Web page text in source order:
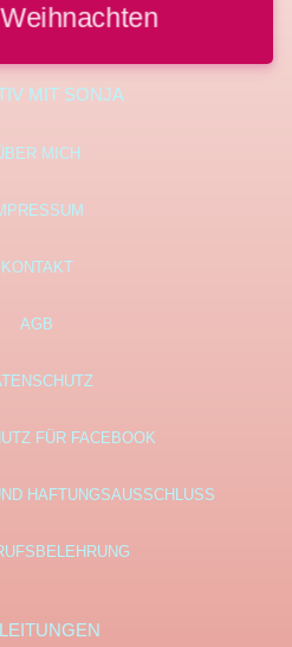
Weihnachten
MIT SONJA
MICH
KONTAKT
AGB
FÜR FACEBOOK
HAFTUNGSAUSSCHLUSS